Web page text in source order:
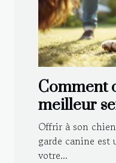
Comment
meilleur
canine
Offrir à son
garde canine
votre...